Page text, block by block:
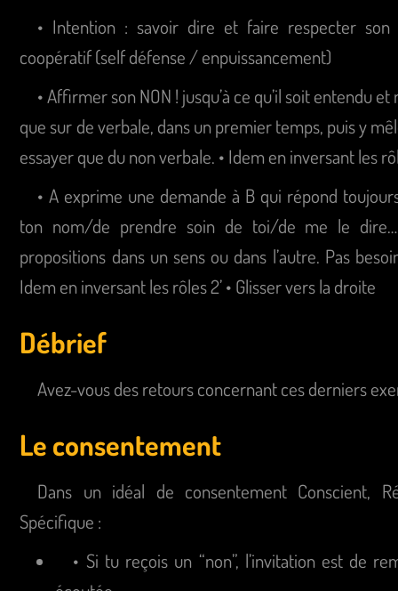
• Intention : savoir dire et faire respecter son
coopératif (self défense / enpuissancement)
• Affirmer son NON ! jusqu’à ce qu’il soit entendu
que sur de verbale, dans un premier temps, puis y
essayer que du non verbale. • Idem en inversant les
• A exprime une demande à B qui répond
ton nom/de prendre soin de toi/de me le
propositions dans un sens ou dans l’autre. Pas
Idem en inversant les rôles 2’ • Glisser vers la droite
Débrief
Avez-vous des retours concernant ces derniers
Le consentement
Dans un idéal de consentement Conscient,
Spécifique :
• Si tu reçois un “non”, l’invitation est de